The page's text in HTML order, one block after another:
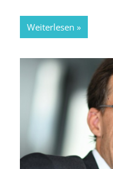
Weiterlesen